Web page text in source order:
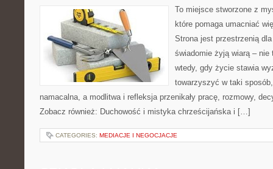
To miejsce stworzone z
które pomaga umacniać
Strona jest przestrzenią
świadomie żyją wiarą –
wtedy, gdy życie stawia
towarzyszyć w taki
namacalna, a modlitwa i refleksja przenikały pracę, rozmowy,
Zobacz również: Duchowość i mistyka chrześcijańska i […]
CATEGORIES: MEDIACJE I NEGOCJACJE